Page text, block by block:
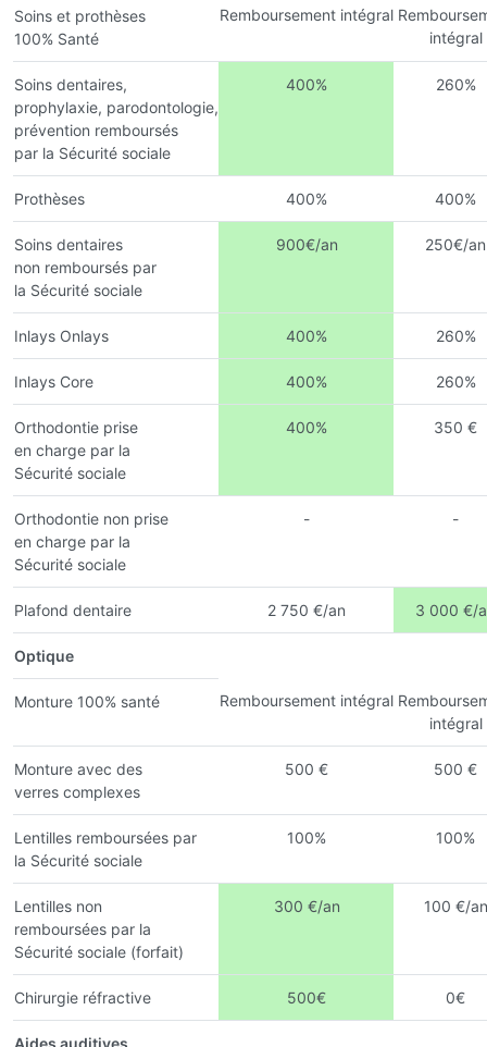
Soins et prothèses
100% Santé
Remboursement intégral
intégral
Soins dentaires,
prophylaxie, parodontologie,
prévention remboursés
par la Sécurité sociale
400% 260%
Prothèses 400% 400%
Soins dentaires
non remboursés par
la Sécurité sociale
900€/an 250€/an
Inlays Onlays 400% 260%
Inlays Core 400% 260%
Orthodontie prise
en charge par la
Sécurité sociale
400% 350 €
Orthodontie non prise
en charge par la
Sécurité sociale
- -
Plafond dentaire 2 750 €/an 3 000 €/
Optique
Monture 100% santé Remboursement intégral
intégral
Monture avec des
verres complexes
500 € 500 €
Lentilles remboursées par
la Sécurité sociale
100% 100%
Lentilles non
remboursées par la
Sécurité sociale (forfait)
300 €/an 100 €/an
Chirurgie réfractive 500€ 0€
Aides auditives